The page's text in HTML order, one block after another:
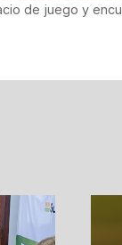
de juego y